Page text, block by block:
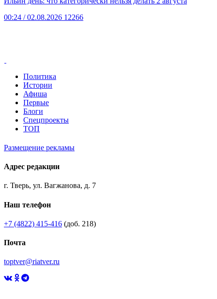
00:24 / 02.08.2026 12266
Политика
Истории
Афиша
Первые
Блоги
Спецпроекты
ТОП
Размещение рекламы
Адрес редакции
г. Тверь, ул. Вагжанова, д. 7
Наш телефон
+7 (4822) 415-416 (доб. 218)
Почта
toptver@riatver.ru